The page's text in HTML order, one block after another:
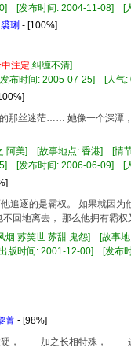
[发布时间: 2004-11-08] [
裘琍 - [100%]
注定,纠缠不清]
布时间: 2005-07-25] [人气:
那丝迷茫…… 她像一个深潭
阿美] [故事地点: 香港] [情
[发布时间: 2006-06-09] [
追逐的是霸权。 如果就因
不回地离去， 那么他拥有
烟 苏笑世 苏甜 鬼怨] [故事
版时间: 2001-12-00] [发
菁 - [98%]
， 加之长相特殊， 这